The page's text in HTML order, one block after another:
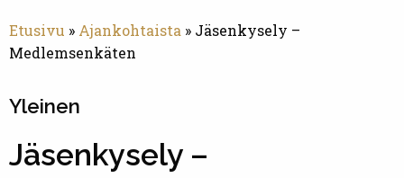
Etusivu » Ajankohtaista » Jäsenkysely –
Medlemsenkäten
Yleinen
Jäsenkysely –